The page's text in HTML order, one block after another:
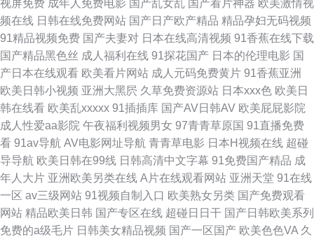
费 喷水在线免费观看 第一页色 婷婷一区二区精品 人人妻人人操人人 激情开
心色网 91成入人口 日韩一日一圾 欧美性生 黄色仓库网站 91黄页网站 欧美
色图怡春院五月天 黄色网战 91巨乳 午夜男人天堂 国产日韩欧美另类 蜜桃视
频在线观看 超碰最新97导航 91人妻人人爽 日本黄色一道二道 人妻丝袜一区
国产无不码精品 91热爆视频 日韩A∨ 精品思思久久 91网战免费观看 日韩有
码网站 久久婷婷久久综合 国产豆花视频 99只这里精品 日本网站免费观看永
久 日本狠狠撸 久草久热 超碰人人三级 国产精品精品精品国产 黄色网入口站
视屏免费 成年人免费电影 国产乱女乱 国产看片神器 欧美激情视
频在线 日韩在线免费网站 国产日产欧产精品 精品孕妇无码视频
91精品视频免费 国产夫妻对 日本在线高清视频 91香蕉在线下载
国产精品黑色丝 成人福利在线 91探花国产 日本的伦理电影 国
产日本在线观看 欧美看片网站 成人元码免费黄片 91香蕉亚洲
欧美日韩小视频 亚洲大黑屄 久草免费资源站 日本xxx色 欧美日
韩在线看 欧美乱xxxxx 91插插库 国产AV日韩AV 欧美屁屁影院
成人性爱aa影院 午夜福利视频男女 97青青草原国 91直播免费
看 91av导航 AV电影网址导航 青青草电影 日本H视频在线 超碰
导导航 欧美日韩在99线 日韩高清中文字幕 91免费国产精品 成
年人大片 亚洲欧美另类在线 A片在线观看网站 亚洲天堂 91在线
一区 av三级网站 91视频自制入口 欧美熟女另类 国产免费观看
网站 精品欧美日韩 国产专区在线 超碰日日干 国产日韩欧美系列
免费的a级毛片 日韩美女精品视频 国产一区国产 欧美色色VA 久